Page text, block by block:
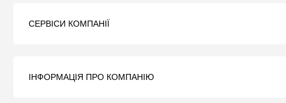
СЕРВІСИ КОМПАНІЇ
ІНФОРМАЦІЯ ПРО КОМПАНІЮ